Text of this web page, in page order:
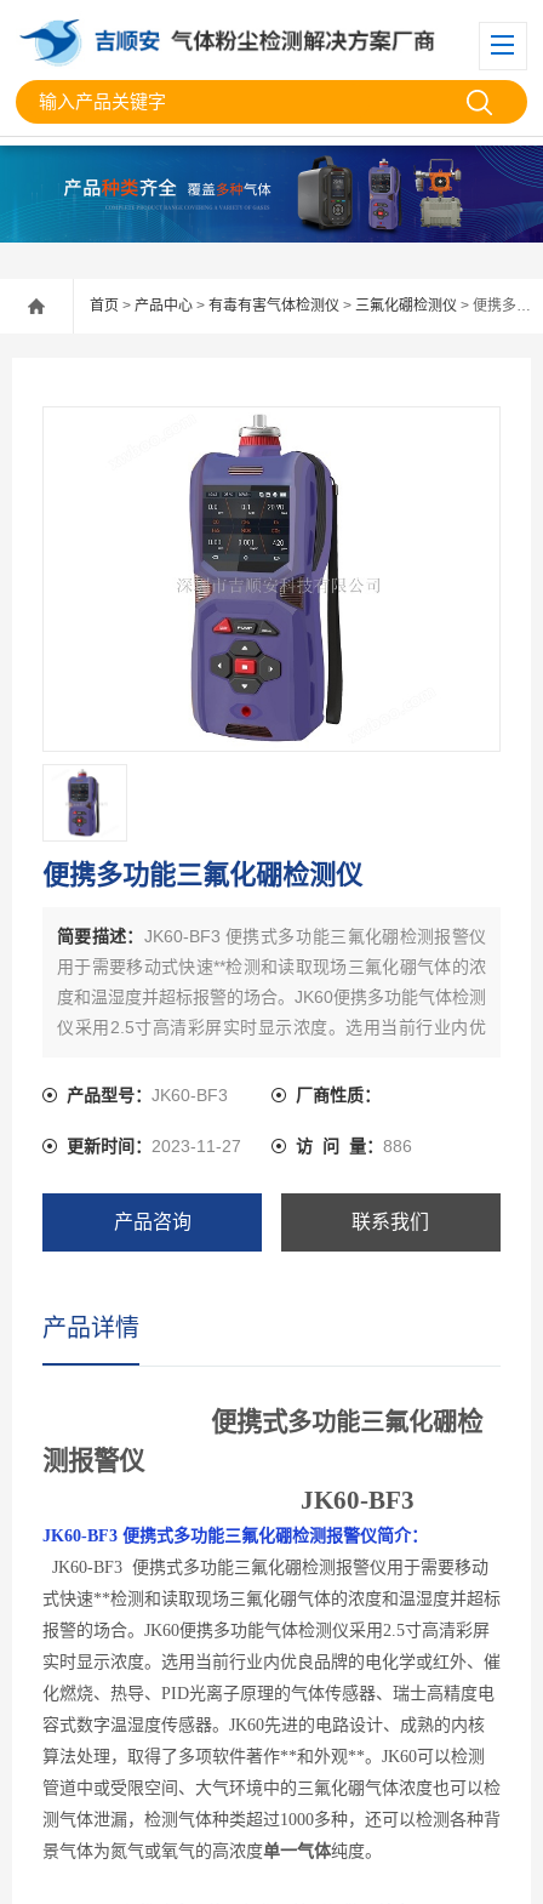
首页 > 产品中心 > 有毒有害气体检测仪 > 三氟化硼检测仪 > 便携多功能三氟化硼检测仪
便携多功能三氟化硼检测仪
简要描述： JK60-BF3 便携式多功能三氟化硼检测报警仪
用于需要移动式快速**检测和读取现场三氟化硼气体的浓
度和温湿度并超标报警的场合。JK60便携多功能气体检测
仪采用2.5寸高清彩屏实时显示浓度。选用当前行业内优
理的气体传感器、瑞士高精度电容式数字温湿度传感器。
软件著作**和外观**。JK60可以检测管道中或受限空间、
测气体种类超过1000多种，还可以检测各种背景气体为氮
产品型号： JK60-BF3 厂商性质：
更新时间： 2023-11-27 访 问 量： 886
产品咨询 联系我们
产品详情
便携式多功能三氟化硼检
测报警仪
JK60-BF3
JK60-BF3 便携式多功能三氟化硼检测报警仪简介：
JK60-BF3 便携式多功能三氟化硼检测报警仪用于需要移动
式快速**检测 和读取现场三氟化硼气体的浓度和温湿度并超标
报警的场合。 JK60便携多功能气体检测仪采用2.5寸高清彩屏
实时显示浓度。 选用当前行业内优良品牌的电化学或红外、催
化燃烧、热导、 PID光离子原理的气体传感器、瑞士高精度电
容式数字温湿度传感器。 JK60先进的电路设计、成熟的内核
算法处理，取得了多项软件著作**和外观**。JK60可以检测
管道中或受限空间、大气环境中的三氟化硼气体浓度也可以检
测气体泄漏，检测气体种类超过1000多种，还可以检测各种背
景气体为氮气或氧气的高浓度单一气体纯度。